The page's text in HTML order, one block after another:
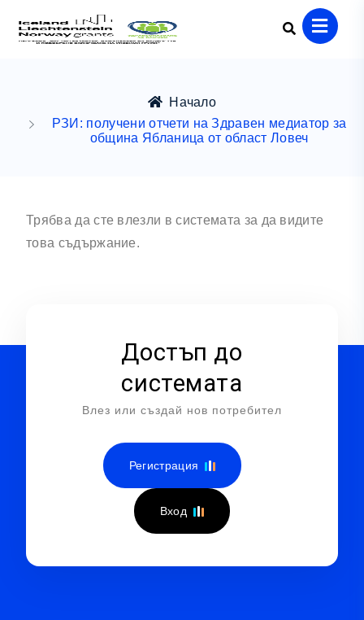
Начало
РЗИ: получени отчети на Здравен медиатор за
община Ябланица от област Ловеч
Трябва да сте влезли в системата за да видите
това съдържание.
Достъп до
системата
Влез или създай нов потребител
Регистрация
Вход